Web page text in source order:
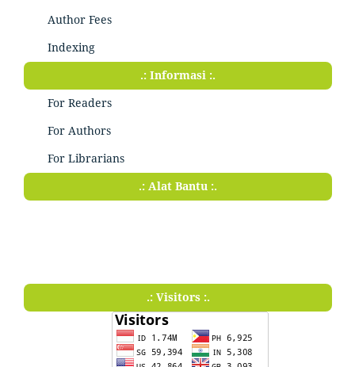
Author Fees
Indexing
.: Informasi :.
For Readers
For Authors
For Librarians
.: Alat Bantu :.
.: Visitors :.